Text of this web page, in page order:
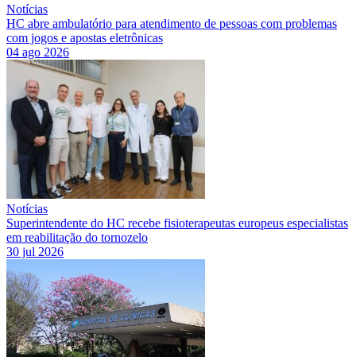
Notícias
HC abre ambulatório para atendimento de pessoas com problemas
com jogos e apostas eletrônicas
04 ago 2026
Notícias
Superintendente do HC recebe fisioterapeutas europeus especialistas
em reabilitação do tornozelo
30 jul 2026